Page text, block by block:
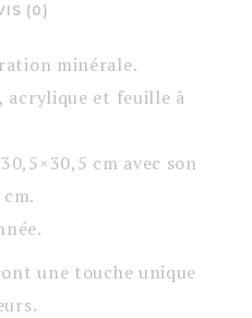
(0)
minérale.
acrylique et feuille à
cm avec son
une touche unique